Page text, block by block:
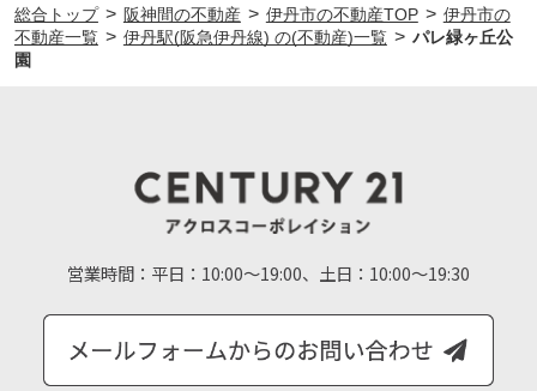
総合トップ > 阪神間の不動産 > 伊丹市の不動産TOP > 伊丹市の
不動産一覧 > 伊丹駅(阪急伊丹線) の(不動産)一覧 > パレ緑ヶ丘公
園
営業時間： 平日：10:00～19:00、土日：10:00～19:30